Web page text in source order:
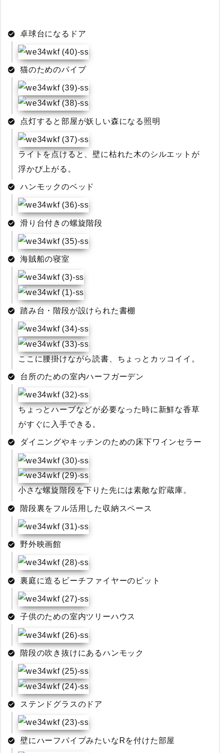
卓球台になるドア
猫のためのパイプ
点灯すると部屋が妖しい森になる照明
ライトを点けると、壁に枯れた木のシルエットが
浮かび上がる。
ハンモックのベッド
滑り台付きの螺旋階段
海賊船の寝室
踏み台・階段が設けられた書棚
ここに腰掛けながら読書、ちょっとカッコイイ。
台所のための室内ハーフガーデン
ちょっとハーブなどが必要なった時に新鮮な香草
がすぐに入手できる。
ダイニングやキッチンのための床下ワインセラー
小さな螺旋階段を下りた先には素敵な貯蔵庫。
階段裏をフル活用した収納スペース
野外映画館
裏庭に造るビーチファイヤーのピット
子供のための室内ツリーハウス
階段の吹き抜けにあるハンモック
ステンドグラスのドア
壁にハーフパイプみたいなRを付けた部屋